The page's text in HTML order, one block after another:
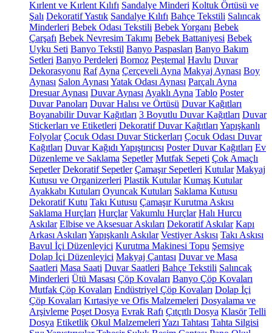
Kırlent ve Kırlent Kılıfı Sandalye Minderi Koltuk Örtüsü ve
Şalı Dekoratif Yastık Sandalye Kılıfı Bahçe Tekstili Salıncak
Minderleri Bebek Odası Tekstili Bebek Yorganı Bebek
Çarşafı Bebek Nevresim Takımı Bebek Battaniyesi Bebek
Uyku Seti Banyo Tekstil Banyo Paspasları Banyo Bakım
Setleri Banyo Perdeleri Bornoz Peştemal Havlu Duvar
Dekorasyonu Raf Ayna Çerçeveli Ayna Makyaj Aynası Boy
Aynası Salon Aynası Yatak Odası Aynası Parçalı Ayna
Dresuar Aynası Duvar Aynası Ayaklı Ayna Tablo Poster
Duvar Panoları Duvar Halısı ve Örtüsü Duvar Kağıtları
Boyanabilir Duvar Kağıtları 3 Boyutlu Duvar Kağıtları Duvar
Stickerları ve Etiketleri Dekoratif Duvar Kağıtları Yapışkanlı
Folyolar Çocuk Odası Duvar Stickerları Çocuk Odası Duvar
Kağıtları Duvar Kağıdı Yapıştırıcısı Poster Duvar Kağıtları Ev
Düzenleme ve Saklama Sepetler Mutfak Sepeti Çok Amaçlı
Sepetler Dekoratif Sepetler Çamaşır Sepetleri Kutular Makyaj
Kutusu ve Organizerleri Plastik Kutular Kumaş Kutular
Ayakkabı Kutuları Oyuncak Kutuları Saklama Kutusu
Dekoratif Kutu Takı Kutusu Çamaşır Kurutma Askısı
Saklama Hurçları Hurçlar Vakumlu Hurçlar Halı Hurcu
Askılar Elbise ve Aksesuar Askıları Dekoratif Askılar Kapı
Arkası Askıları Yapışkanlı Askılar Vestiyer Askısı Takı Askısı
Bavul İçi Düzenleyici Kurutma Makinesi Topu Şemsiye
Dolap İçi Düzenleyici Makyaj Çantası Duvar ve Masa
Saatleri Masa Saati Duvar Saatleri Bahçe Tekstili Salıncak
Minderleri Ütü Masası Çöp Kovaları Banyo Çöp Kovaları
Mutfak Çöp Kovaları Endüstriyel Çöp Kovaları Dolap İçi
Çöp Kovaları Kırtasiye ve Ofis Malzemeleri Dosyalama ve
Arşivleme Poşet Dosya Evrak Rafı Çıtçıtlı Dosya Klasör Telli
Dosya Etiketlik Okul Malzemeleri Yazı Tahtası Tahta Silgisi